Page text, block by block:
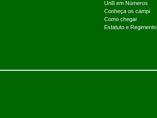
UnB em Números
Conheça os campi
Como chegar
Estatuto e Regimento